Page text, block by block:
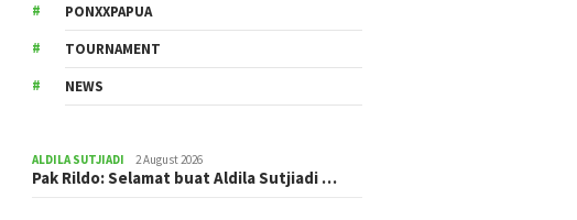
PONXXPAPUA
TOURNAMENT
NEWS
ALDILA SUTJIADI 2 August 2026
Pak Rildo: Selamat buat Aldila Sutjiadi …